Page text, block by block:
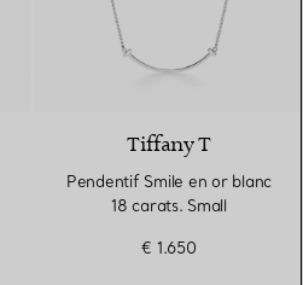
Tiffany T
Pendentif Smile en or blanc
18 carats. Small
€ 1.650